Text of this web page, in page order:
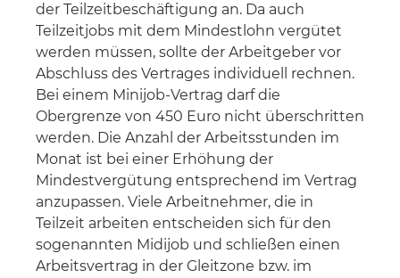
der Teilzeitbeschäftigung an. Da auch
Teilzeitjobs mit dem Mindestlohn vergütet
werden müssen, sollte der Arbeitgeber vor
Abschluss des Vertrages individuell rechnen.
Bei einem Minijob-Vertrag darf die
Obergrenze von 450 Euro nicht überschritten
werden. Die Anzahl der Arbeitsstunden im
Monat ist bei einer Erhöhung der
Mindestvergütung entsprechend im Vertrag
anzupassen. Viele Arbeitnehmer, die in
Teilzeit arbeiten entscheiden sich für den
sogenannten Midijob und schließen einen
Arbeitsvertrag in der Gleitzone bzw. im